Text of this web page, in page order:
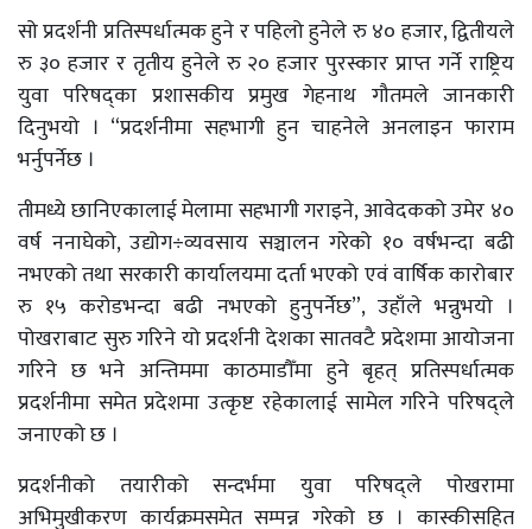
सो प्रदर्शनी प्रतिस्पर्धात्मक हुने र पहिलो हुनेले रु ४० हजार, द्वितीयले
रु ३० हजार र तृतीय हुनेले रु २० हजार पुरस्कार प्राप्त गर्ने राष्ट्रिय
युवा परिषद्का प्रशासकीय प्रमुख गेहनाथ गौतमले जानकारी
दिनुभयो । “प्रदर्शनीमा सहभागी हुन चाहनेले अनलाइन फाराम
भर्नुपर्नेछ ।
तीमध्ये छानिएकालाई मेलामा सहभागी गराइने, आवेदकको उमेर ४०
वर्ष ननाघेको, उद्योग÷व्यवसाय सञ्चालन गरेको १० वर्षभन्दा बढी
नभएको तथा सरकारी कार्यालयमा दर्ता भएको एवं वार्षिक कारोबार
रु १५ करोडभन्दा बढी नभएको हुनुपर्नेछ”, उहाँले भन्नुभयो ।
पोखराबाट सुरु गरिने यो प्रदर्शनी देशका सातवटै प्रदेशमा आयोजना
गरिने छ भने अन्तिममा काठमाडौँमा हुने बृहत् प्रतिस्पर्धात्मक
प्रदर्शनीमा समेत प्रदेशमा उत्कृष्ट रहेकालाई सामेल गरिने परिषद्ले
जनाएको छ ।
प्रदर्शनीको तयारीको सन्दर्भमा युवा परिषद्ले पोखरामा
अभिमुखीकरण कार्यक्रमसमेत सम्पन्न गरेको छ । कास्कीसहित